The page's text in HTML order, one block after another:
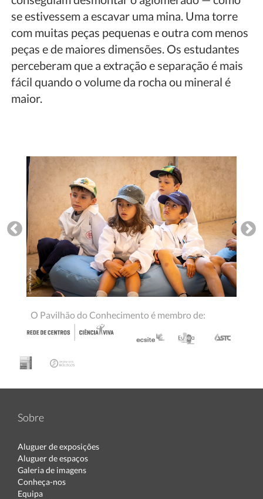
se estivessem a escavar uma mina. Uma torre
com muitas peças pequenas e outra com menos
peças e de maiores dimensões. Os estudantes
perceberam que a extração e separação é mais
fácil quando o volume da rocha ou mineral é
maior.
O Pavilhão do Conhecimento é membro de:
Sobre
Aluguer de exposições
Aluguer de espaços
Galeria de imagens
Conheça-nos
Equipa